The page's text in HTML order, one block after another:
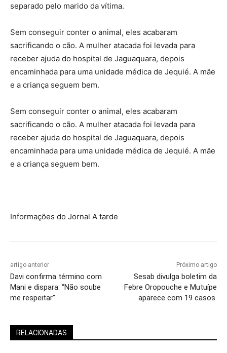
separado pelo marido da vítima.
Sem conseguir conter o animal, eles acabaram
sacrificando o cão. A mulher atacada foi levada para
receber ajuda do hospital de Jaguaquara, depois
encaminhada para uma unidade médica de Jequié. A mãe
e a criança seguem bem.
Sem conseguir conter o animal, eles acabaram
sacrificando o cão. A mulher atacada foi levada para
receber ajuda do hospital de Jaguaquara, depois
encaminhada para uma unidade médica de Jequié. A mãe
e a criança seguem bem.
Informações do Jornal A tarde
artigo anterior
Davi confirma término com
Mani e dispara: “Não soube
me respeitar”
Próximo artigo
Sesab divulga boletim da
Febre Oropouche e Mutuípe
aparece com 19 casos.
RELACIONADAS